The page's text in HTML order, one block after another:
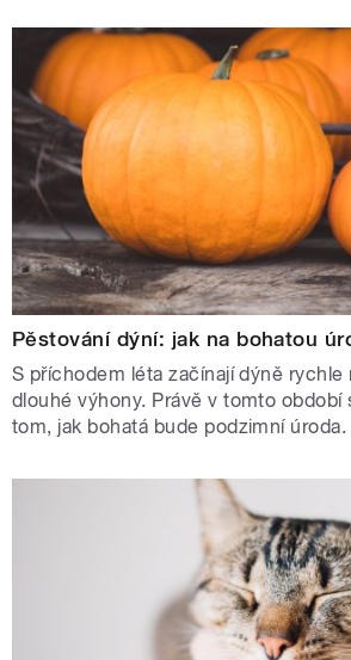
Pěstování dýní: jak na bohatou
S příchodem léta začínají dýně rychle
dlouhé výhony. Právě v tomto období
tom, jak bohatá bude podzimní úroda.